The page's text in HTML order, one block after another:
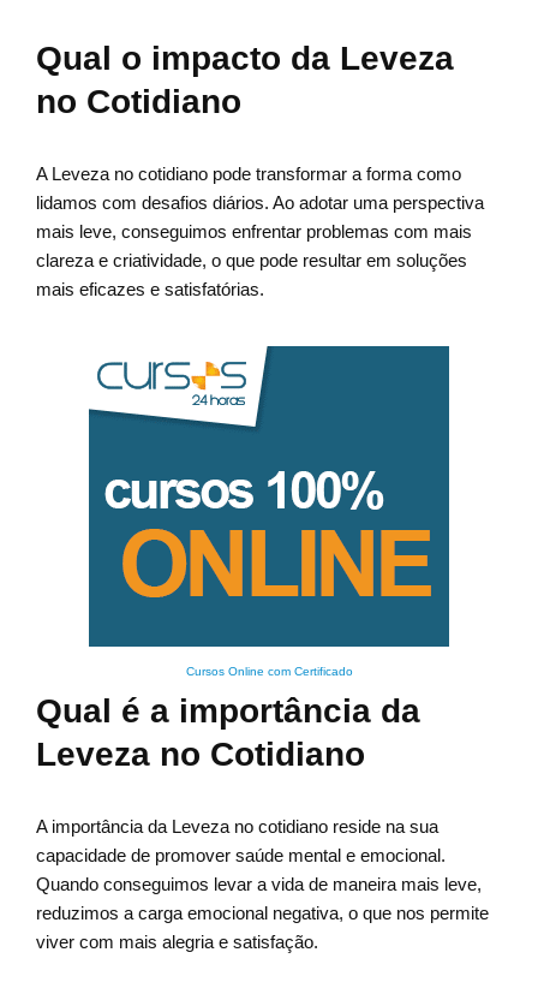
Qual o impacto da Leveza
no Cotidiano
A Leveza no cotidiano pode transformar a forma como
lidamos com desafios diários. Ao adotar uma perspectiva
mais leve, conseguimos enfrentar problemas com mais
clareza e criatividade, o que pode resultar em soluções
mais eficazes e satisfatórias.
Cursos Online com Certificado
Qual é a importância da
Leveza no Cotidiano
A importância da Leveza no cotidiano reside na sua
capacidade de promover saúde mental e emocional.
Quando conseguimos levar a vida de maneira mais leve,
reduzimos a carga emocional negativa, o que nos permite
viver com mais alegria e satisfação.